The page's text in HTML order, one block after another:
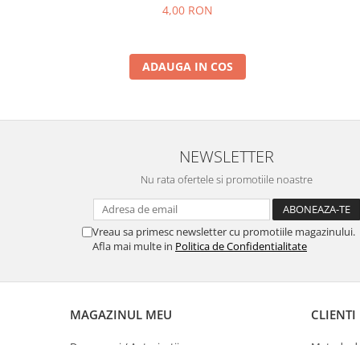
4,00 RON
ADAUGA IN COS
NEWSLETTER
Nu rata ofertele si promotiile noastre
Vreau sa primesc newsletter cu promotiile magazinului.
Afla mai multe in Politica de Confidentialitate
MAGAZINUL MEU CLIENTI